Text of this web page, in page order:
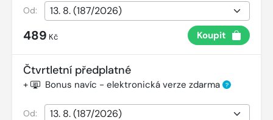
Od:
489 Kč Koupit
Čtvrtletní předplatné
+ Bonus navíc - elektronická verze zdarma ?
Od: